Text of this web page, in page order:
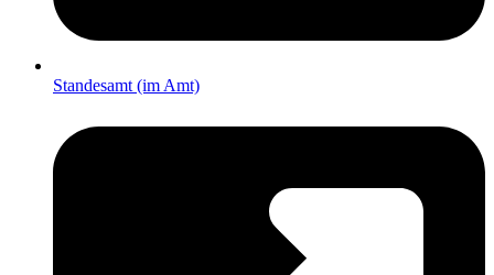
Standesamt (im Amt)